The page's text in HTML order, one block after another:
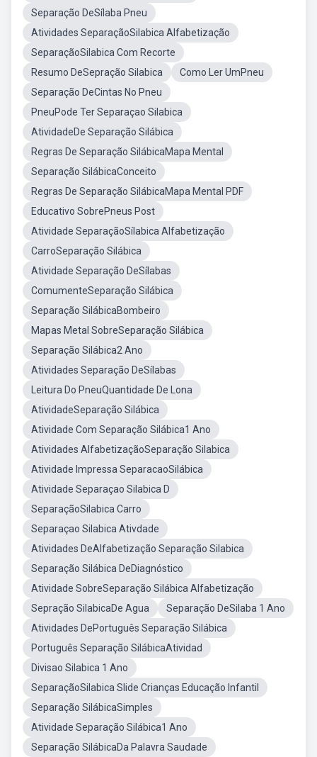
Separação DeSílaba Pneu
Atividades SeparaçãoSilabica Alfabetização
SeparaçãoSilabica Com Recorte
Resumo DeSepração Silabica
Como Ler UmPneu
Separação DeCintas No Pneu
PneuPode Ter Separaçao Silabica
AtividadeDe Separação Silábica
Regras De Separação SilábicaMapa Mental
Separação SilábicaConceito
Regras De Separação SilábicaMapa Mental PDF
Educativo SobrePneus Post
Atividade SeparaçãoSílabica Alfabetização
CarroSeparação Silábica
Atividade Separação DeSílabas
ComumenteSeparação Silábica
Separação SilábicaBombeiro
Mapas Metal SobreSeparação Silábica
Separação Silábica2 Ano
Atividades Separação DeSílabas
Leitura Do PneuQuantidade De Lona
AtividadeSeparação Silábica
Atividade Com Separação Silábica1 Ano
Atividades AlfabetizaçãoSeparação Silabica
Atividade Impressa SeparacaoSilábica
Atividade Separaçao Silabica D
SeparaçãoSilabica Carro
Separaçao Silabica Ativdade
Atividades DeAlfabetização Separação Silabica
Separação Silábica DeDiagnóstico
Atividade SobreSeparação Silábica Alfabetização
Sepração SilabicaDe Agua
Separação DeSilaba 1 Ano
Atividades DePortuguês Separação Silábica
Português Separação SilábicaAtividad
Divisao Silabica 1 Ano
SeparaçãoSilabica Slide Crianças Educação Infantil
Separação SilábicaSimples
Atividade Separação Silábica1 Ano
Separação SilábicaDa Palavra Saudade